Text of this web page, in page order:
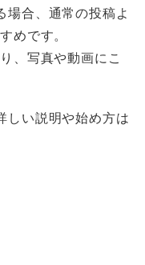
場合、通常の投稿よ
めです。
、写真や動画にこ
しい説明や始め方は